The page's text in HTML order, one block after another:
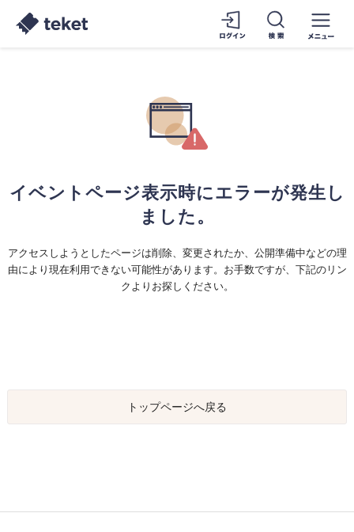
イベントページ表示時にエラーが発生し
ました。
アクセスしようとしたページは削除、変更されたか、公開準備中などの理
由により現在利用できない可能性があります。お手数ですが、下記のリン
クよりお探しください。
トップページへ戻る